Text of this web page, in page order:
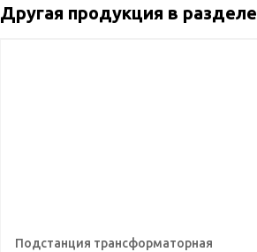
Другая продукция в разделе
Подстанция трансформаторная